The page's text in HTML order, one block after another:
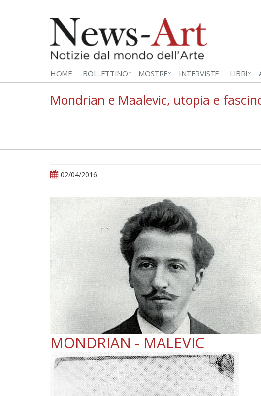
HOME BOLLETTINO MOSTRE INTERVISTE LIBRI
Mondrian e Maalevic, utopia e
02/04/2016
MONDRIAN - MALEVIC